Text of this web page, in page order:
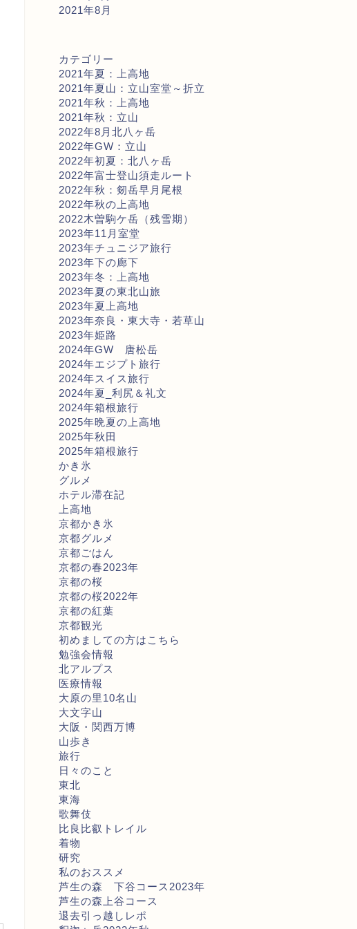
2021年8月
カテゴリー
2021年夏：上高地
2021年夏山：立山室堂～折立
2021年秋：上高地
2021年秋：立山
2022年8月北八ヶ岳
2022年GW：立山
2022年初夏：北八ヶ岳
2022年富士登山須走ルート
2022年秋：剱岳早月尾根
2022年秋の上高地
2022木曽駒ケ岳（残雪期）
2023年11月室堂
2023年チュニジア旅行
2023年下の廊下
2023年冬：上高地
2023年夏の東北山旅
2023年夏上高地
2023年奈良・東大寺・若草山
2023年姫路
2024年GW 唐松岳
2024年エジプト旅行
2024年スイス旅行
2024年夏_利尻＆礼文
2024年箱根旅行
2025年晩夏の上高地
2025年秋田
2025年箱根旅行
かき氷
グルメ
ホテル滞在記
上高地
京都かき氷
京都グルメ
京都ごはん
京都の春2023年
京都の桜
京都の桜2022年
京都の紅葉
京都観光
初めましての方はこちら
勉強会情報
北アルプス
医療情報
大原の里10名山
大文字山
大阪・関西万博
山歩き
旅行
日々のこと
東北
東海
歌舞伎
比良比叡トレイル
着物
研究
私のおススメ
芦生の森 下谷コース2023年
芦生の森上谷コース
退去引っ越しレポ